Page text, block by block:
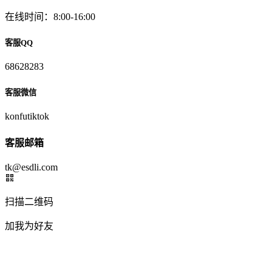
在线时间：8:00-16:00
客服QQ
68628283
客服微信
konfutiktok
客服邮箱
tk@esdli.com
扫描二维码
加我为好友